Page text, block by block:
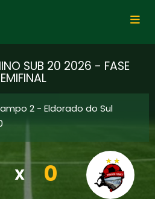
SUB 20 2026 - FASE
2 - Eldorado do Sul
X 0